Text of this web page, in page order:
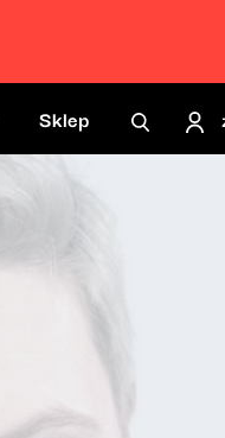
Sklep